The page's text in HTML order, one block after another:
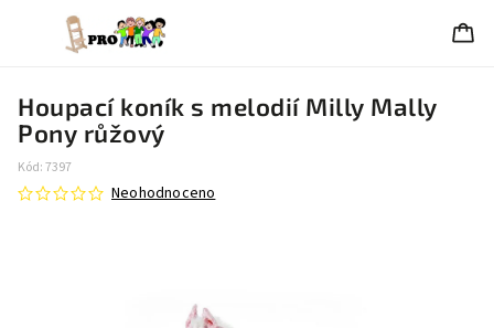
Houpací koník s melodií Milly Mally
Pony růžový
Kód:7397
Neohodnoceno